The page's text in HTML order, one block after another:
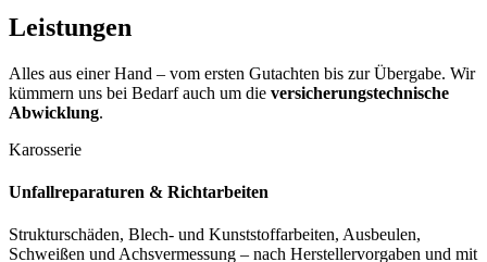
Leistungen
Alles aus einer Hand – vom ersten Gutachten bis zur Übergabe. Wir
kümmern uns bei Bedarf auch um die versicherungstechnische
Abwicklung.
Karosserie
Unfallreparaturen & Richtarbeiten
Strukturschäden, Blech‑ und Kunststoffarbeiten, Ausbeulen,
Schweißen und Achsvermessung – nach Herstellervorgaben und mit